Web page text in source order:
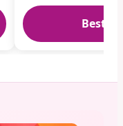
Bestel